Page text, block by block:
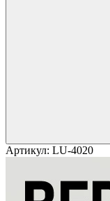
Артикул: LU-4020